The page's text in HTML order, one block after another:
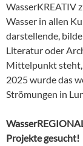
WasserKREATIV
Wasser in allen
darstellende,
Literatur oder
Mittelpunkt steht,
2025 wurde das
Strömungen in
Projekte gesucht!